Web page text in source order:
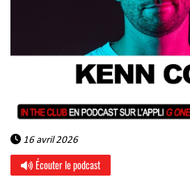
16 avril 2026
Écouter le podcast